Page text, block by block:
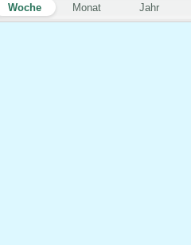
Woche Monat Jahr